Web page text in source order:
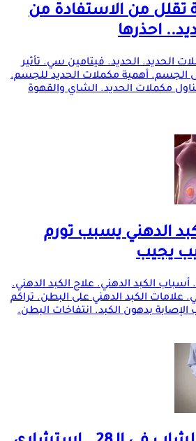
تقلل من الاستفادة من
احذرها
الحديد. الحديد. فيتامين سي. تأثير
الجسم. أهمية مكملات الحديد للجسم.
مكملات الحديد. الشاي والقهوة
الدهني يسبب تورم
يجيب
الكبد الدهني. علاج الكبد الدهني.
علامات الكبد الدهني على البطن. تراكم
بدهون الكبد. انتفاخات البطن.